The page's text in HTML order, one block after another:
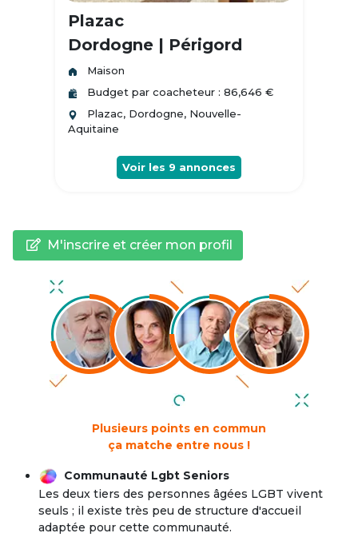
Plazac
Dordogne | Périgord
Maison
Budget par coacheteur : 86,646 €
Plazac, Dordogne, Nouvelle-
Aquitaine
Voir les 9 annonces
M'inscrire et créer mon profil
Plusieurs points en commun
ça matche entre nous !
Communauté Lgbt Seniors
Les deux tiers des personnes âgées LGBT vivent
seuls ; il existe très peu de structure d'accueil
adaptée pour cette communauté.